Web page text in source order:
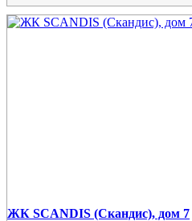
ЖК SCANDIS (Скандис), дом 7